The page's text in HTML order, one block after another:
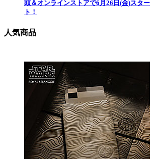
頭＆オンラインストアで6月26日(金)スター
ト！
人気商品